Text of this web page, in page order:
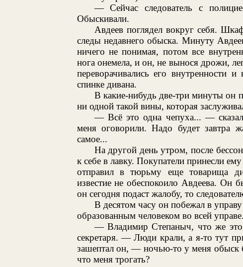
— Сейчас следователь с
Обыскивали.
Авдеев поглядел вокруг себя.
следы недавнего обыска. Минуту
ничего не понимая, потом все
нога онемела, и он, не вынося дрожи,
переворачивались его внутренности
спинке дивана.
В какие-нибудь две-три минуты он
ни одной такой вины, которая
— Всё это одна чепуха... —
меня оговорили. Надо будет завтра
самое...
На другой день утром, после
к себе в лавку. Покупатели принесли
отправил в тюрьму еще товарища
известие не обеспокоило Авдеева. Он
он сегодня подаст жалобу, то
В десятом часу он побежал в
образованным человеком во всей управе.
— Владимир Степаныч, что же
секретаря. — Люди крали, а я-то тут
зашептал он, — ночью-то у меня обыск
что меня трогать?